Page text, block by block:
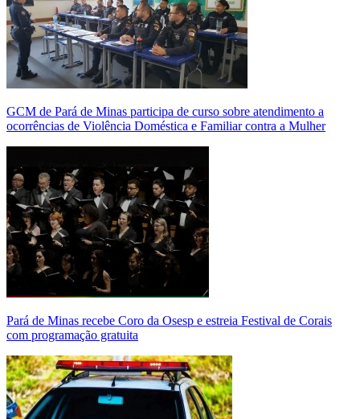
GCM de Pará de Minas participa de curso sobre atendimento a
ocorrências de Violência Doméstica e Familiar contra a Mulher
Pará de Minas recebe Coro da Osesp e estreia Festival de Corais
com programação gratuita